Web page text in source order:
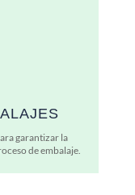
garantizar la
de embalaje.